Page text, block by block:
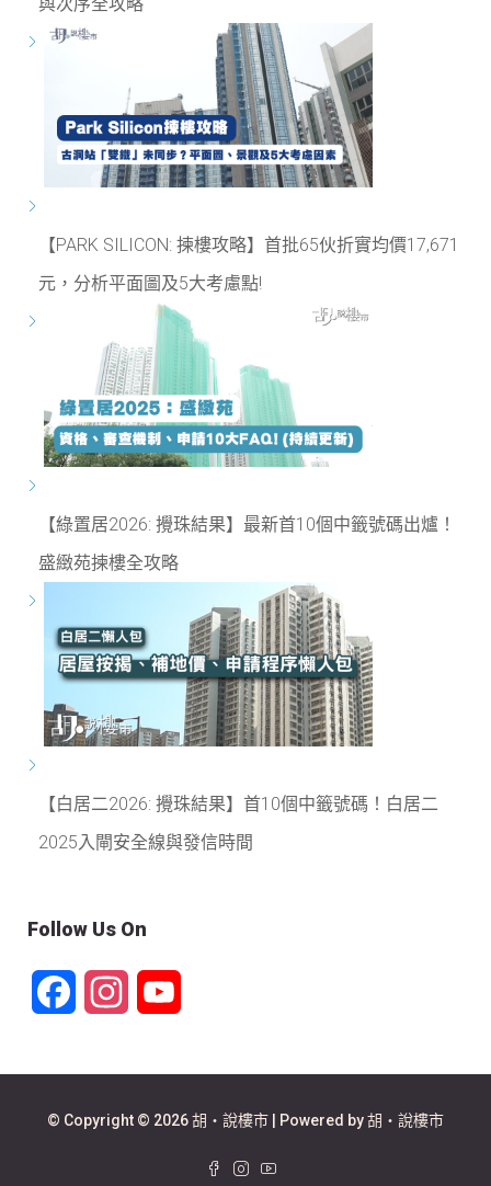
【PARK SILICON: 揀樓攻略】首批65伙折實均價17,671
元，分析平面圖及5大考慮點!
【綠置居2026: 攪珠結果】最新首10個中籤號碼出爐！
盛緻苑揀樓全攻略
【白居二2026: 攪珠結果】首10個中籤號碼！白居二
2025入閘安全線與發信時間
Follow Us On
FacebookInstagram
© Copyright © 2026 胡‧說樓市 | Powered by 胡‧說樓市